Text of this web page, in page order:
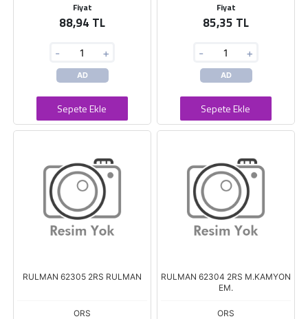
Fiyat
88,94 TL
- +
AD
Sepete Ekle
Fiyat
85,35 TL
- +
AD
Sepete Ekle
RULMAN 62305 2RS RULMAN
ORS
RULMAN 62304 2RS M.KAMYON
EM.
ORS